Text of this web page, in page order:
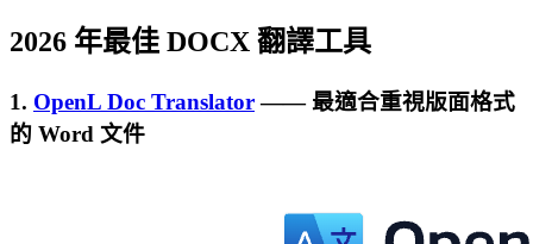
2026 年最佳 DOCX 翻譯工具
1. OpenL Doc Translator—— 最適合重視版面格式
的 Word 文件